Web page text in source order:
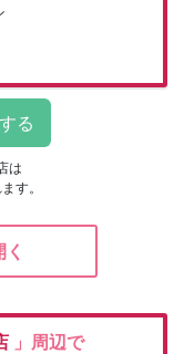
は
す。
」周辺で